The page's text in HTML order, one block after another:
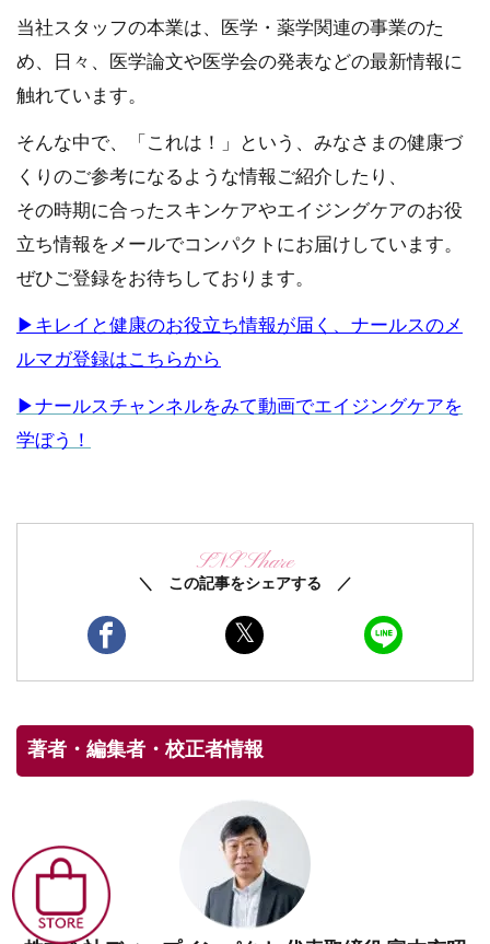
当社スタッフの本業は、医学・薬学関連の事業のた
め、日々、医学論文や医学会の発表などの最新情報に
触れています。
そんな中で、「これは！」という、みなさまの健康づ
くりのご参考になるような情報ご紹介したり、
その時期に合ったスキンケアやエイジングケアのお役
立ち情報をメールでコンパクトにお届けしています。
ぜひご登録をお待ちしております。
▶キレイと健康のお役立ち情報が届く、ナールスのメ
ルマガ登録はこちらから
▶ナールスチャンネルをみて動画でエイジングケアを
学ぼう！
SNS Share
＼ この記事をシェアする ／
著者・編集者・校正者情報